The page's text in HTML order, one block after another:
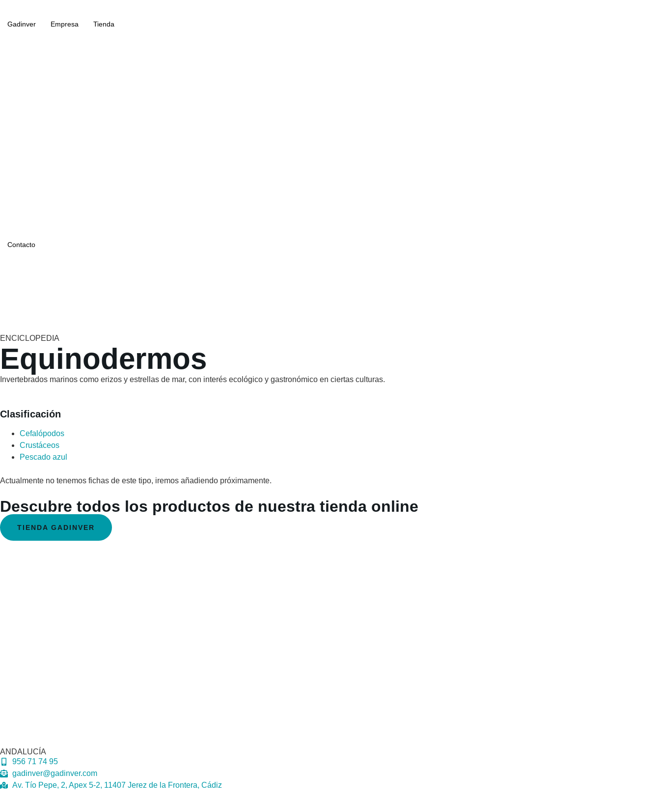
Gadinver Empresa Tienda
Contacto
ENCICLOPEDIA
Equinodermos
Invertebrados marinos como erizos y estrellas de mar, con interés ecológico y gastronómico en ciertas culturas.
Clasificación
Cefalópodos
Crustáceos
Pescado azul
Actualmente no tenemos fichas de este tipo, iremos añadiendo próximamente.
Descubre todos los productos de nuestra tienda online
TIENDA GADINVER
ANDALUCÍA
956 71 74 95
gadinver@gadinver.com
Av. Tío Pepe, 2, Apex 5-2, 11407 Jerez de la Frontera, Cádiz